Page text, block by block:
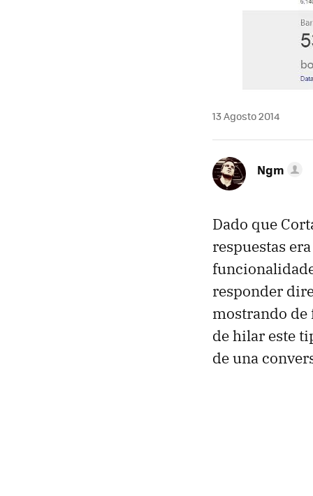
13 Agosto 2014
Ngm
Dado que
respuestas
responder
mostrando de
de hilar este
de una